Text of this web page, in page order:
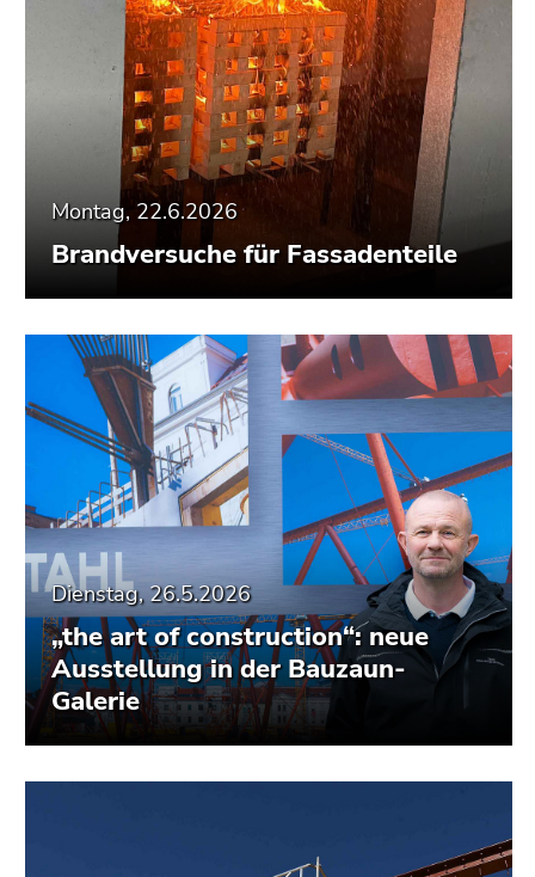
Montag, 22.6.2026
Brandversuche für Fassadenteile
Dienstag, 26.5.2026
„the art of construction“: neue
Ausstellung in der Bauzaun-
Galerie